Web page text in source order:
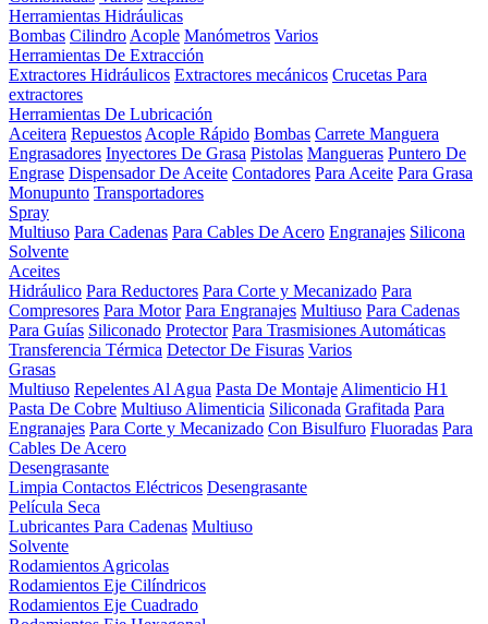
Herramientas Hidráulicas
Bombas Cilindro Acople Manómetros Varios
Herramientas De Extracción
Extractores Hidráulicos Extractores mecánicos Crucetas Para
extractores
Herramientas De Lubricación
Aceitera Repuestos Acople Rápido Bombas Carrete Manguera
Engrasadores Inyectores De Grasa Pistolas Mangueras Puntero De
Engrase Dispensador De Aceite Contadores Para Aceite Para Grasa
Monupunto Transportadores
Spray
Multiuso Para Cadenas Para Cables De Acero Engranajes Silicona
Solvente
Aceites
Hidráulico Para Reductores Para Corte y Mecanizado Para
Compresores Para Motor Para Engranajes Multiuso Para Cadenas
Para Guías Siliconado Protector Para Trasmisiones Automáticas
Transferencia Térmica Detector De Fisuras Varios
Grasas
Multiuso Repelentes Al Agua Pasta De Montaje Alimenticio H1
Pasta De Cobre Multiuso Alimenticia Siliconada Grafitada Para
Engranajes Para Corte y Mecanizado Con Bisulfuro Fluoradas Para
Cables De Acero
Desengrasante
Limpia Contactos Eléctricos Desengrasante
Película Seca
Lubricantes Para Cadenas Multiuso
Solvente
Rodamientos Agricolas
Rodamientos Eje Cilíndricos
Rodamientos Eje Cuadrado